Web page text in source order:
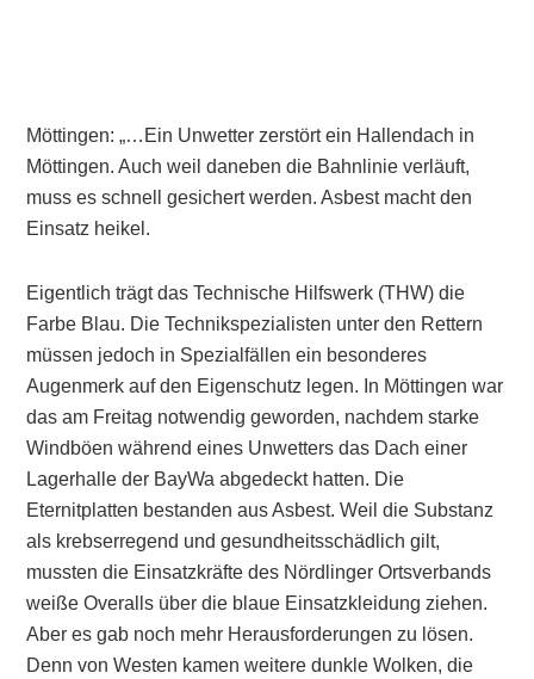
Möttingen: „…Ein Unwetter zerstört ein Hallendach in
Möttingen. Auch weil daneben die Bahnlinie verläuft,
muss es schnell gesichert werden. Asbest macht den
Einsatz heikel.
Eigentlich trägt das Technische Hilfswerk (THW) die
Farbe Blau. Die Technikspezialisten unter den Rettern
müssen jedoch in Spezialfällen ein besonderes
Augenmerk auf den Eigenschutz legen. In Möttingen war
das am Freitag notwendig geworden, nachdem starke
Windböen während eines Unwetters das Dach einer
Lagerhalle der BayWa abgedeckt hatten. Die
Eternitplatten bestanden aus Asbest. Weil die Substanz
als krebserregend und gesundheitsschädlich gilt,
mussten die Einsatzkräfte des Nördlinger Ortsverbands
weiße Overalls über die blaue Einsatzkleidung ziehen.
Aber es gab noch mehr Herausforderungen zu lösen.
Denn von Westen kamen weitere dunkle Wolken, die